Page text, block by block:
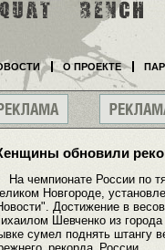
обновили
чемпионате России по
Новгороде,
Достижение в
Шевченко из
сумел поднять штангу
О ПРОЕКТЕ